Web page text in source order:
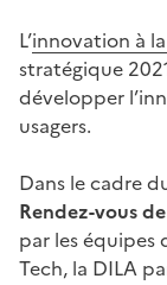
L’innovation à
stratégique
développer
usagers.
Dans le cadre
Rendez-vous
par les équipes
Tech, la DILA